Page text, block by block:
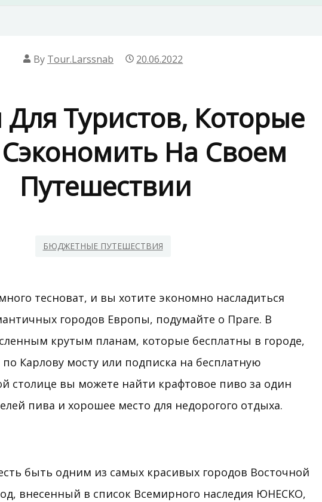
By Tour.larssnab 20.06.2022
Туристов, Которые
Сэкономить На Своем
Путешествии
БЮДЖЕТНЫЕ ПУТЕШЕСТВИЯ
тесноват, и вы хотите экономно насладиться
городов Европы, подумайте о Праге. В
крутым планам, которые бесплатны в городе,
Карлову мосту или подписка на бесплатную
столице вы можете найти крафтовое пиво за один
пива и хорошее место для недорогого отдыха.
быть одним из самых красивых городов Восточной
внесенный в список Всемирного наследия ЮНЕСКО,